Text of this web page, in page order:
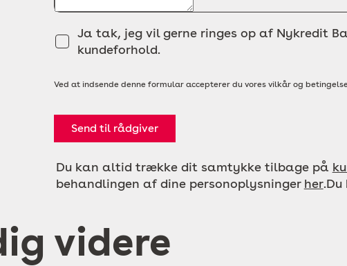
Ja tak, jeg vil gerne ringes op af Nykredit
kundeforhold.
Ved at indsende denne formular accepterer du vores vilkår og
Send til rådgiver
Du kan altid trække dit samtykke tilbage på
behandlingen af dine personoplysninger her
videre